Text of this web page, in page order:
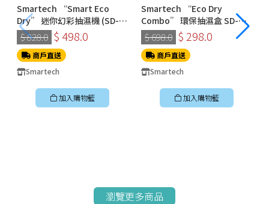
Smartech “Smart Eco
Dry” 迷你幻彩抽濕機 (SD-
1910)
$ 828.0 $ 498.0
商戶直送
Smartech
加入購物籃
Smartech “Eco Dry
Combo” 環保抽濕盒 SD-
3321
$ 698.0 $ 298.0
商戶直送
Smartech
加入購物籃
瀏覽更多商品